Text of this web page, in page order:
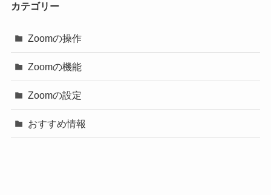
カテゴリー
Zoomの操作
Zoomの機能
Zoomの設定
おすすめ情報